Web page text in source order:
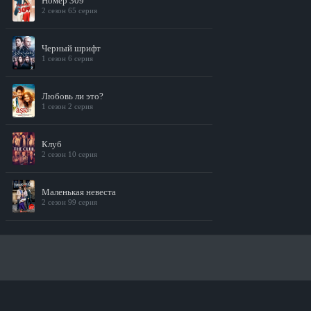
2 сезон 65 серия
Черный шрифт
1 сезон 6 серия
Любовь ли это?
1 сезон 2 серия
Клуб
2 сезон 10 серия
Маленькая невеста
2 сезон 99 серия